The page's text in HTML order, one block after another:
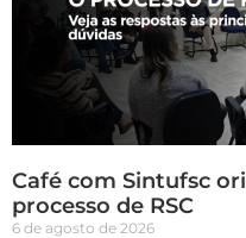
Café com Sintufsc
processo de RSC
6 de agosto de 2026